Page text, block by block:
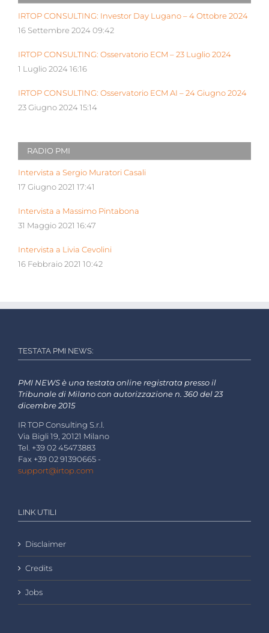
IRTOP CONSULTING: Investor Day Lugano – 4 Ottobre 2024
16 Settembre 2024 09:42
IRTOP CONSULTING: Osservatorio ECM – 23 Luglio 2024
1 Luglio 2024 16:16
IRTOP CONSULTING: Osservatorio ECM AI – 24 Giugno 2024
23 Giugno 2024 15:14
RADIO PMI
Intervista a Sergio Muratori Casali
17 Giugno 2021 17:41
Intervista a Massimo Pintabona
31 Maggio 2021 16:47
Intervista a Livia Cevolini
16 Febbraio 2021 10:42
TESTATA PMI NEWS:
PMI NEWS è una testata online registrata presso il
Tribunale di Milano con autorizzazione n. 360 del 23
dicembre 2015
IR TOP Consulting S.r.l.
Via Bigli 19, 20121 Milano
Tel. +39 02 45473883
Fax +39 02 91390665 -
support@irtop.com
LINK UTILI
Disclaimer
Credits
Jobs